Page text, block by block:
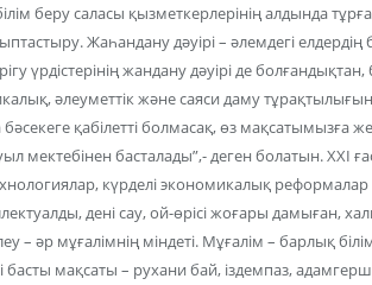
беру саласы қызметкерлерінің алдында
Жаһандану дәуірі – әлемдегі
үрдістерінің жандану дәуірі де
әлеуметтік және саяси даму
қабілетті болмасақ, өз мақсатымызға
мектебінен басталады”,- деген болатын. XXI
күрделі экономикалық реформалар
дені сау, ой-өрісі жоғары дамыған,
– әр мұғалімнің міндеті. Мұғалім – барлық
басты мақсаты – рухани бай, іздемпаз,